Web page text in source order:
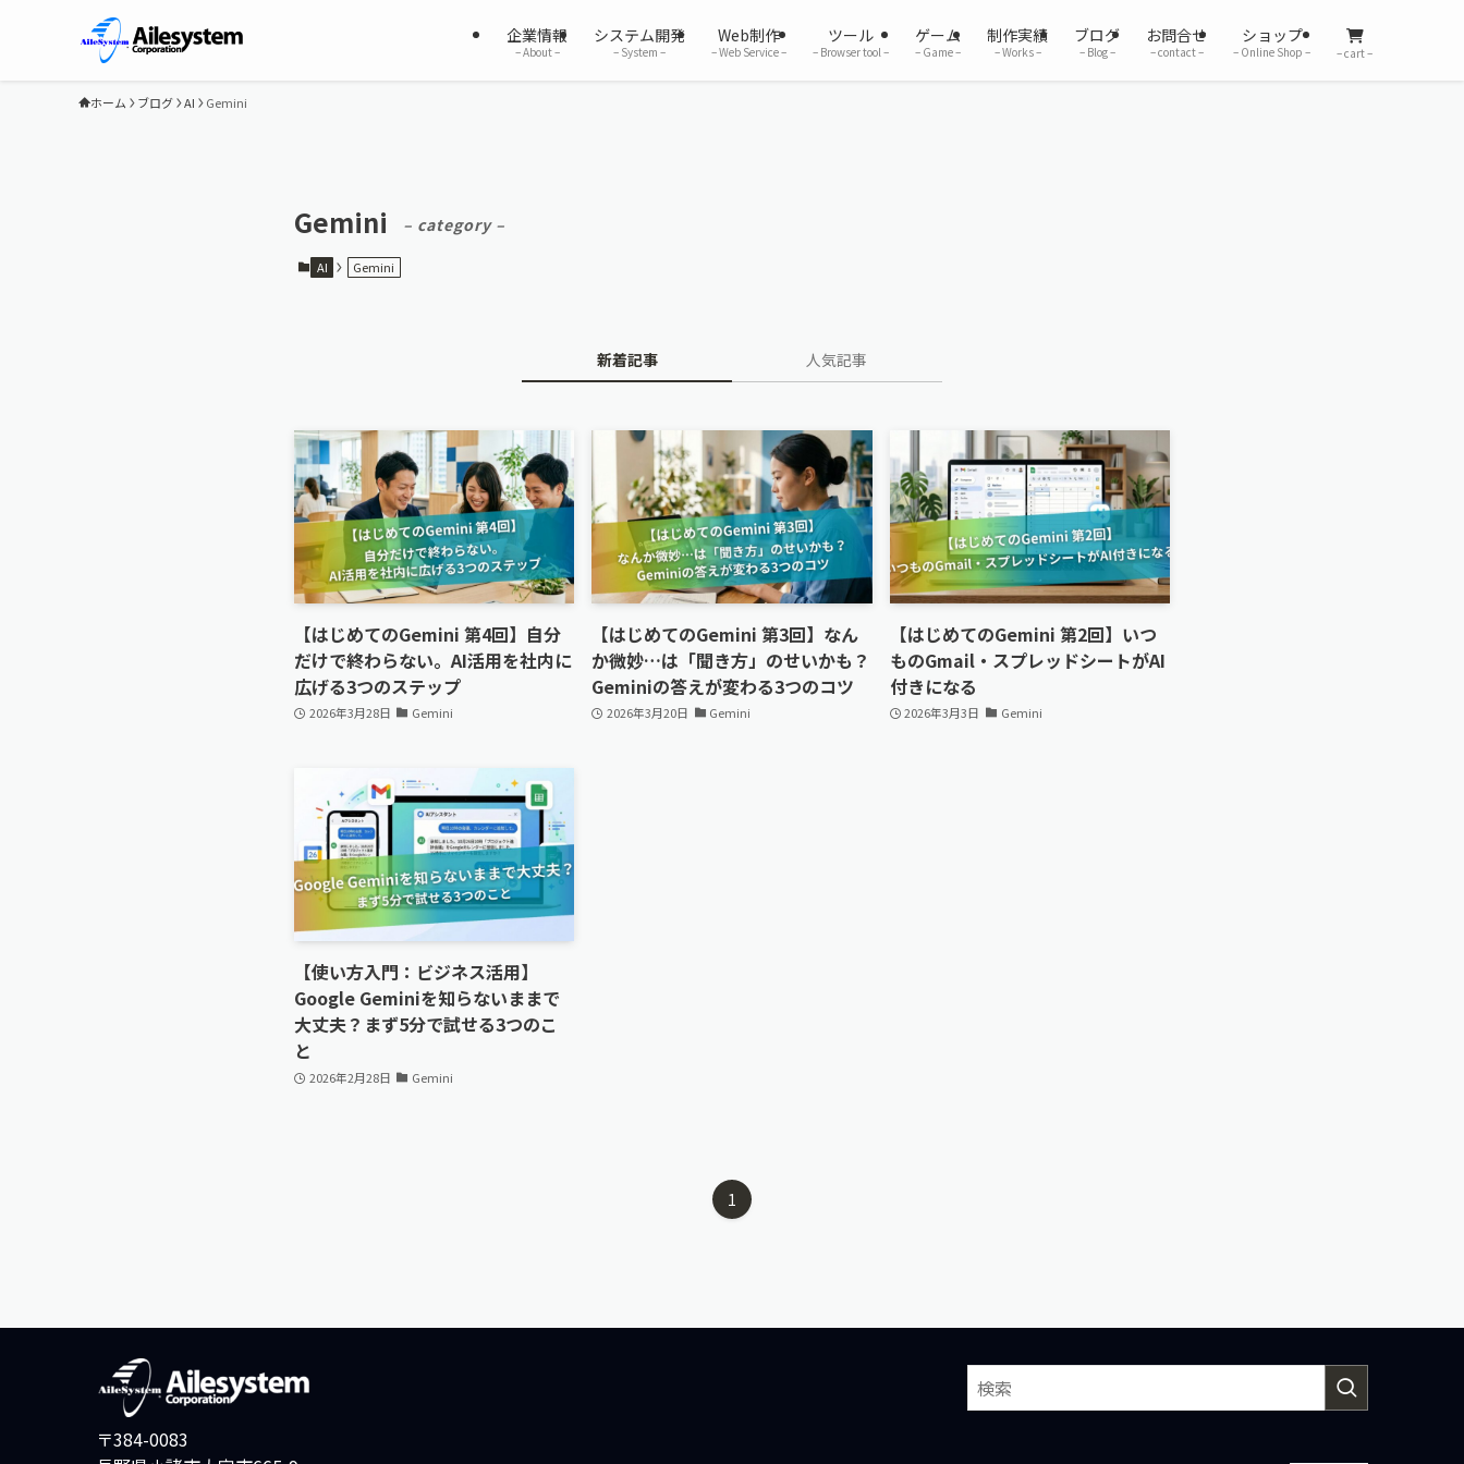
企業情報
– About –
システム開発
– System –
Web制作
– Web Service –
ツール
– Browser tool –
ゲーム
– Game –
制作実績
– Works –
ブログ
– Blog –
お問合せ
– contact –
ショップ
– Online Shop – – cart –
ホーム ブログ AI Gemini
Gemini – category –
AI Gemini
新着記事 人気記事
【はじめてのGemini 第4回】自分
だけで終わらない。AI活用を社内に
広げる3つのステップ
2026年3月28日 Gemini
【はじめてのGemini 第3回】なん
か微妙…は「聞き方」のせいかも？
Geminiの答えが変わる3つのコツ
2026年3月20日 Gemini
【はじめてのGemini 第2回】いつ
ものGmail・スプレッドシートがAI
付きになる
2026年3月3日 Gemini
【使い方入門：ビジネス活用】
Google Geminiを知らないままで
大丈夫？まず5分で試せる3つのこ
と
2026年2月28日 Gemini
1
〒384-0083